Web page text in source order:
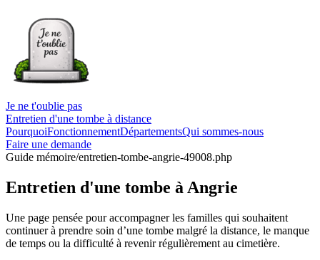
Je ne t'oublie pas
Entretien d'une tombe à distance
PourquoiFonctionnementDépartementsQui sommes-nous
Faire une demande
Guide mémoire/entretien-tombe-angrie-49008.php
Entretien d'une tombe à Angrie
Une page pensée pour accompagner les familles qui souhaitent
continuer à prendre soin d’une tombe malgré la distance, le manque
de temps ou la difficulté à revenir régulièrement au cimetière.